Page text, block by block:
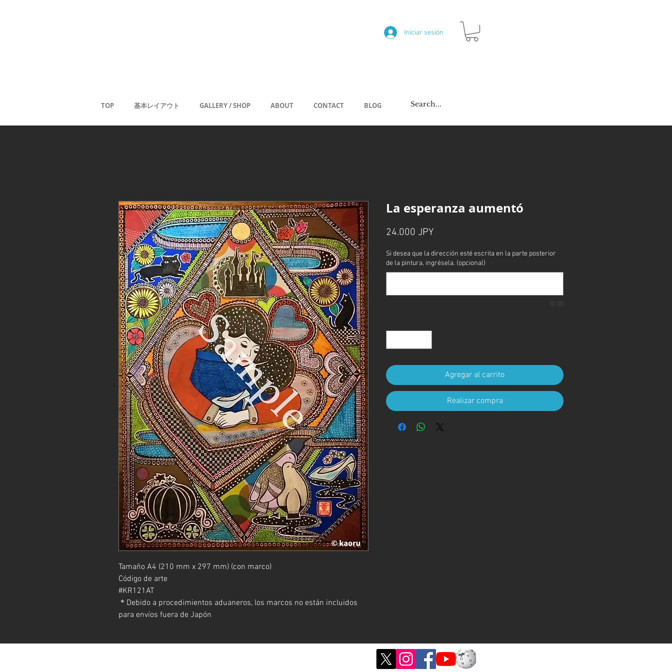
Iniciar sesión
TOP 基本レイアウト GALLERY / SHOP ABOUT CONTACT BLOG
Tamaño A4 (210 mm x 297 mm) (con marco)
Código de arte
#KR121AT
＊Debido a procedimientos aduaneros, los marcos no están incluidos
para envíos fuera de Japón
La esperanza aumentó
24.000 JPYPrecio
Si desea que la dirección esté escrita en la parte posterior
de la pintura, ingrésela. (opcional)
0/30
Agregar al carrito
Realizar compra